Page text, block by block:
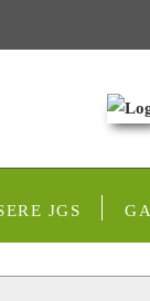
JGS